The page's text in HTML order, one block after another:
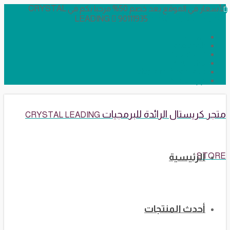
الأسعار في الموقع بعد خصم 50% مرحبا بكم في CRYSTAL
LEADING
90111935
Twitter
Facebook
Instagram
YouTube
Telegram Broadcast
WhatsApp
كريستال الرائدة للبرمجياتCRYSTAL LEADING
الرئيسية
أحدث المنتجات